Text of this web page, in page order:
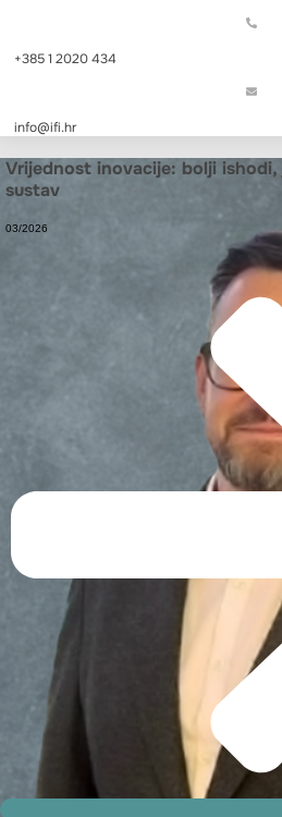
+385 1 2020 434
info@ifi.hr
Vrijednost inovacije: bolji
sustav
03/2026